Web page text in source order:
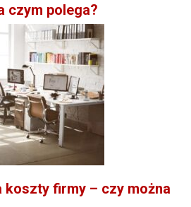
czym polega?
koszty firmy – czy można